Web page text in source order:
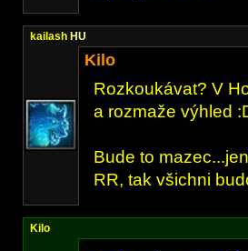
kailash HU
Kilo
Rozkoukávat? V
a rozmaže výhled
Bude to
RR, tak všichni
Kilo